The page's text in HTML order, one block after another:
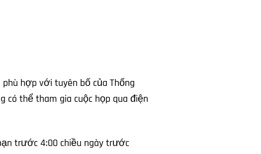
phù hợp với tuyên bố của Thống
có thể tham gia cuộc họp qua điện
trước 4:00 chiều ngày trước